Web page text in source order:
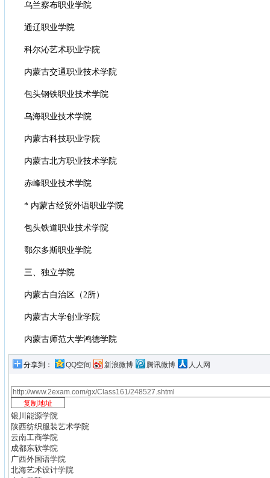
乌兰察布职业学院
通辽职业学院
科尔沁艺术职业学院
内蒙古交通职业技术学院
包头钢铁职业技术学院
乌海职业技术学院
内蒙古科技职业学院
内蒙古北方职业技术学院
赤峰职业技术学院
* 内蒙古经贸外语职业学院
包头铁道职业技术学院
鄂尔多斯职业学院
三、独立学院
内蒙古自治区（2所）
内蒙古大学创业学院
内蒙古师范大学鸿德学院
分享到： QQ空间 新浪微博 腾讯微博 人人网
银川能源学院
陕西纺织服装艺术学院
云南工商学院
成都东软学院
广西外国语学院
北海艺术设计学院